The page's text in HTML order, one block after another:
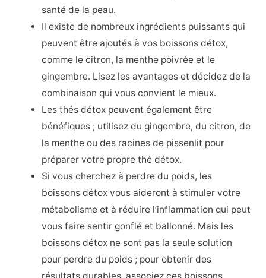
santé de la peau.
Il existe de nombreux ingrédients puissants qui
peuvent être ajoutés à vos boissons détox,
comme le citron, la menthe poivrée et le
gingembre. Lisez les avantages et décidez de la
combinaison qui vous convient le mieux.
Les thés détox peuvent également être
bénéfiques ; utilisez du gingembre, du citron, de
la menthe ou des racines de pissenlit pour
préparer votre propre thé détox.
Si vous cherchez à perdre du poids, les
boissons détox vous aideront à stimuler votre
métabolisme et à réduire l’inflammation qui peut
vous faire sentir gonflé et ballonné. Mais les
boissons détox ne sont pas la seule solution
pour perdre du poids ; pour obtenir des